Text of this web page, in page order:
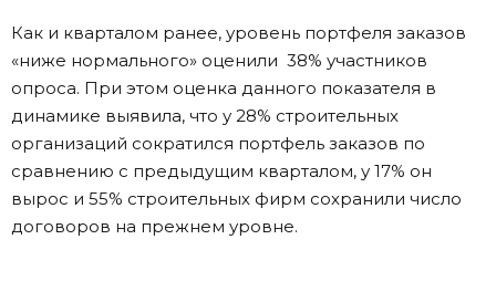
Как и кварталом ранее, уровень портфеля заказов
«ниже нормального» оценили 38% участников
опроса. При этом оценка данного показателя в
динамике выявила, что у 28% строительных
организаций сократился портфель заказов по
сравнению с предыдущим кварталом, у 17% он
вырос и 55% строительных фирм сохранили число
договоров на прежнем уровне.